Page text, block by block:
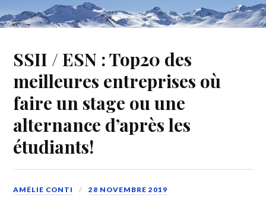
SSII / ESN : Top20 des
meilleures entreprises où
faire un stage ou une
alternance d’après les
étudiants!
AMÉLIE CONTI 28 NOVEMBRE 2019